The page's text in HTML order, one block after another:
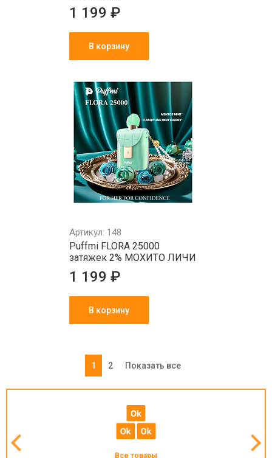
1 199 ₽
В корзину
Артикул: 148
Puffmi FLORA 25000
затяжек 2% МОХИТО ЛИЧИ
1 199 ₽
В корзину
1 2 Показать все
Все товары